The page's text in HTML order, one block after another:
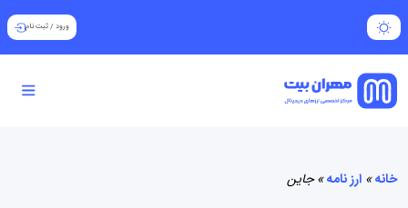
ورود /ثبت نام
خانه» ارز نامه»جاین